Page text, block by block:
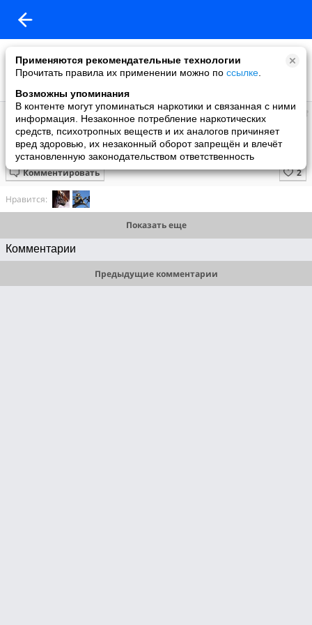
Применяются рекомендательные технологии
Прочитать правила их применении можно по ссылке
Возможны упоминания
В контенте могут упоминаться наркотики и связанная с ними
информация. Незаконное потребление наркотических
средств, психотропных веществ и их аналогов причиняет
вред здоровью, их незаконный оборот запрещён и влечёт
установленную законодательством ответственность
Супер топ
добавил видео
6 июля
Рача - ближе к природе
Комментировать
Нравится:
Показать еще
Комментарии
Предыдущие комментарии